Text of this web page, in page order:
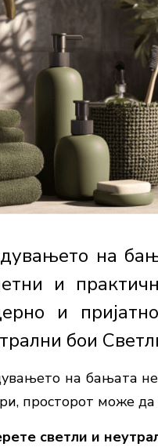
на
и
и
бои
на бањата
просторот може да
светли и